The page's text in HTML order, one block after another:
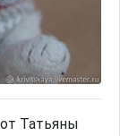
Татьяны